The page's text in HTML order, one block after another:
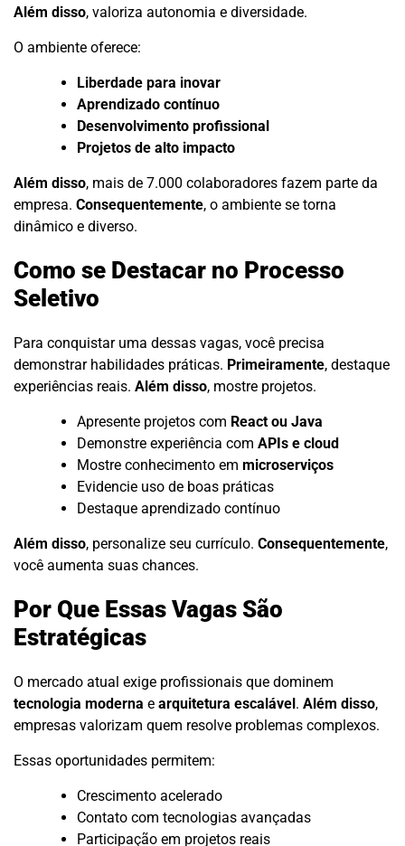
Além disso, valoriza autonomia e diversidade.
O ambiente oferece:
Liberdade para inovar
Aprendizado contínuo
Desenvolvimento profissional
Projetos de alto impacto
Além disso, mais de 7.000 colaboradores fazem parte da
empresa. Consequentemente, o ambiente se torna
dinâmico e diverso.
Como se Destacar no Processo
Seletivo
Para conquistar uma dessas vagas, você precisa
demonstrar habilidades práticas. Primeiramente, destaque
experiências reais. Além disso, mostre projetos.
Apresente projetos com React ou Java
Demonstre experiência com APIs e cloud
Mostre conhecimento em microserviços
Evidencie uso de boas práticas
Destaque aprendizado contínuo
Além disso, personalize seu currículo. Consequentemente,
você aumenta suas chances.
Por Que Essas Vagas São
Estratégicas
O mercado atual exige profissionais que dominem
tecnologia moderna e arquitetura escalável. Além disso,
empresas valorizam quem resolve problemas complexos.
Essas oportunidades permitem:
Crescimento acelerado
Contato com tecnologias avançadas
Participação em projetos reais